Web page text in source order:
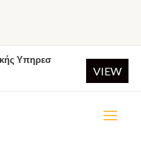
Υπηρεσ
VIEW